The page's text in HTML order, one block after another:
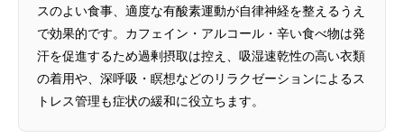
スのよい食事、適度な有酸素運動が自律神経を整えるうえ
で効果的です。カフェイン・アルコール・辛い食べ物は発
汗を促進するため過剰摂取は控え、吸湿速乾性の高い衣類
の着用や、深呼吸・瞑想などのリラクゼーションによるス
トレス管理も症状の緩和に役立ちます。